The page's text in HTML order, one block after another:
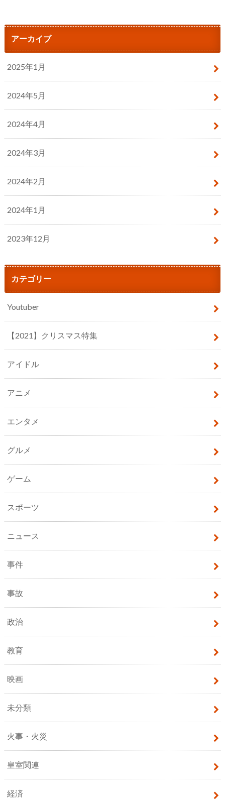
アーカイブ
2025年1月
2024年5月
2024年4月
2024年3月
2024年2月
2024年1月
2023年12月
カテゴリー
Youtuber
【2021】クリスマス特集
アイドル
アニメ
エンタメ
グルメ
ゲーム
スポーツ
ニュース
事件
事故
政治
教育
映画
未分類
火事・火災
皇室関連
経済